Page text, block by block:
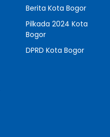
Berita Kota Bogor
Pilkada 2024 Kota
Bogor
DPRD Kota Bogor